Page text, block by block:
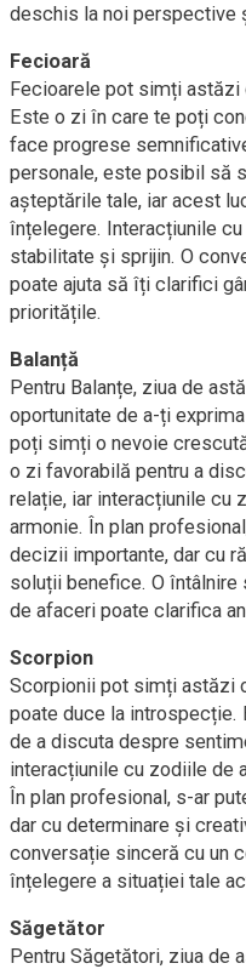
deschis la noi perspective
Fecioară
Fecioarele pot simți astăzi
Este o zi în care te poți
face progrese
personale, este posibil să
așteptările tale, iar acest
înțelegere. Interacțiunile
stabilitate și sprijin. O
poate ajuta să îți clarifici
prioritățile.
Balanță
Pentru Balanțe, ziua de
oportunitate de a-ți
poți simți o nevoie
o zi favorabilă pentru a
relație, iar interacțiunile cu
armonie. În plan
decizii importante, dar cu
soluții benefice. O întâlnire
de afaceri poate clarifica
Scorpion
Scorpionii pot simți astăzi
poate duce la
de a discuta despre
interacțiunile cu zodiile de
În plan profesional, s-ar
dar cu determinare și
conversație sinceră cu un
înțelegere a situației tale
Săgetător
Pentru Săgetători, ziua de